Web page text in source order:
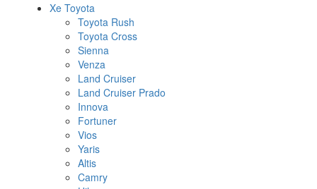
Xe Toyota
Toyota Rush
Toyota Cross
Sienna
Venza
Land Cruiser
Land Cruiser Prado
Innova
Fortuner
Vios
Yaris
Altis
Camry